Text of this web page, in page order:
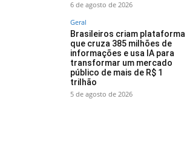
6 de agosto de 2026
Geral
Brasileiros criam plataforma
que cruza 385 milhões de
informações e usa IA para
transformar um mercado
público de mais de R$ 1
trilhão
5 de agosto de 2026